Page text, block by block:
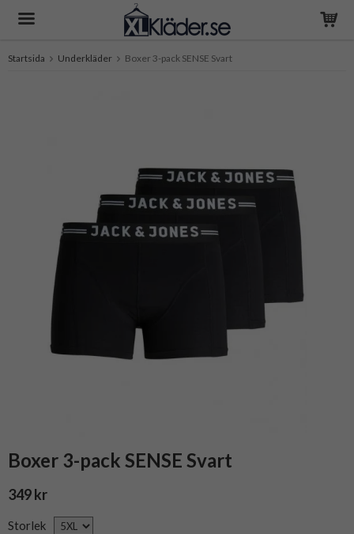
Startsida Underkläder Boxer 3-pack SENSE Svart
Boxer 3-pack SENSE Svart
349 kr
Storlek